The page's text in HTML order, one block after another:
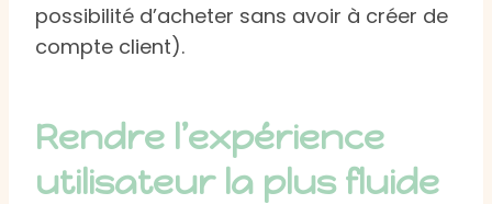
possibilité d’acheter sans avoir à créer de
compte client).
Rendre l’expérience
utilisateur la plus fluide